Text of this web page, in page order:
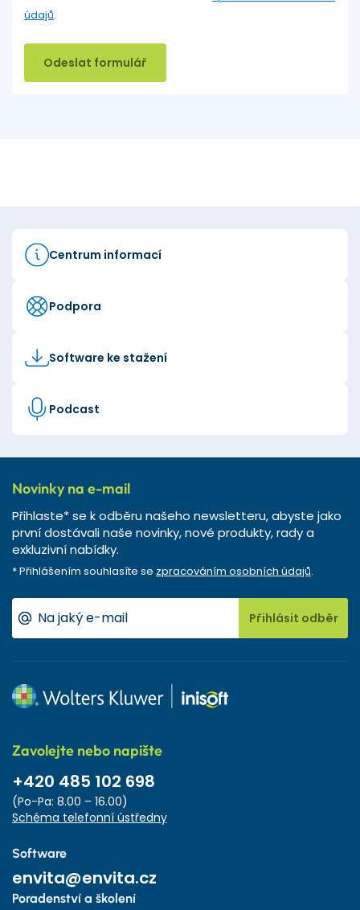
údajů.
Odeslat formulář
Centrum informací
Podpora
Software ke stažení
Podcast
Novinky na e-mail
Přihlaste* se k odběru našeho newsletteru, abyste jako
první dostávali naše novinky, nové produkty, rady a
exkluzivní nabídky.
* Přihlášením souhlasíte se zpracováním osobních údajů.
Přihlásit odběr
Zavolejte nebo napište
+420 485 102 698
(Po-Pa: 8.00 – 16.00)
Schéma telefonní ústředny
Software
envita@envita.cz
Poradenství a školení